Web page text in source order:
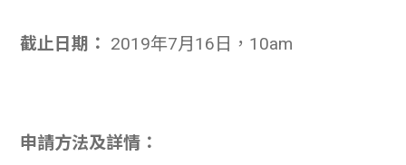
截止日期： 2019年7月 16 日，10am
申請方法及詳情：